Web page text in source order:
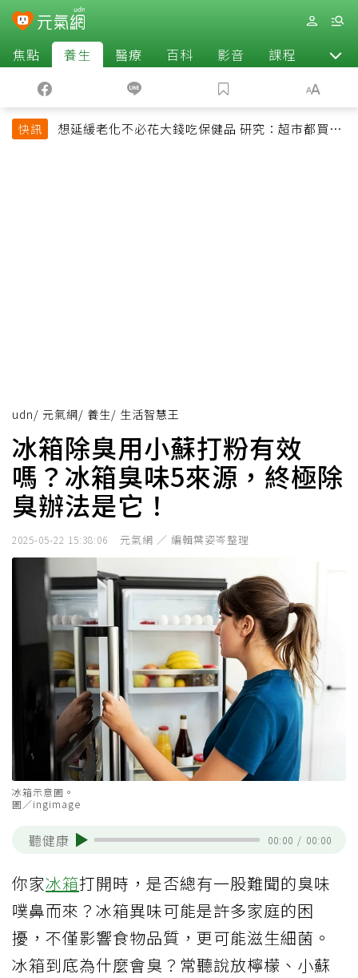
焦點 養生 醫療 百科 影音 課程 退休
快訊
想延緩老化不必花大錢吃保健品 研究：超市都買得
udn/ 元氣網/ 養生/ 生活智慧王
冰箱除臭用小蘇打粉有效
嗎？冰箱臭味5來源，終極除
臭辦法是它！
2025-05-22 15:38:06 元氣網 ／ 編輯葉姿岑整理
冰箱示意圖。
圖／ingimage
聽健康 00:00 / 00:00
你家冰箱打開時，是否總有一股難聞的臭味
噗鼻而來？冰箱異味可能是許多家庭的困
擾，不僅影響食物品質，更可能滋生細菌。
冰箱到底為什麼會臭？常聽說放檸檬、小蘇